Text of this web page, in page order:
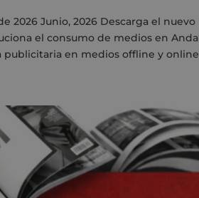
2026 Junio, 2026 Descarga el
el consumo de medios en
en medios offline y